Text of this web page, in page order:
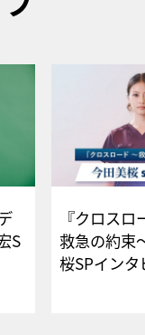
S
『クロス
救急の約束
桜SPイ